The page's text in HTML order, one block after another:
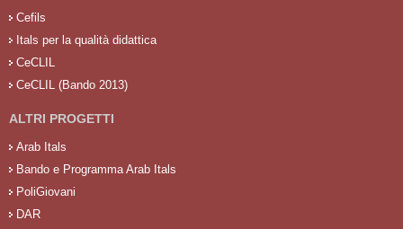
Cefils
Itals per la qualità didattica
CeCLIL
CeCLIL (Bando 2013)
ALTRI PROGETTI
Arab Itals
Bando e Programma Arab Itals
PoliGiovani
DAR